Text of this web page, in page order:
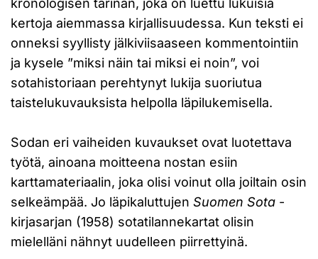
kronologisen tarinan, joka on luettu lukuisia
kertoja aiemmassa kirjallisuudessa. Kun teksti ei
onneksi syyllisty jälkiviisaaseen kommentointiin
ja kysele ”miksi näin tai miksi ei noin”, voi
sotahistoriaan perehtynyt lukija suoriutua
taistelukuvauksista helpolla läpilukemisella.
Sodan eri vaiheiden kuvaukset ovat luotettava
työtä, ainoana moitteena nostan esiin
karttamateriaalin, joka olisi voinut olla joiltain osin
selkeämpää. Jo läpikaluttujen Suomen Sota -
kirjasarjan (1958) sotatilannekartat olisin
mielelläni nähnyt uudelleen piirrettyinä.